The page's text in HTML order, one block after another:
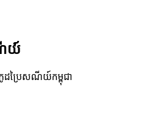
ណីយ៍
កូដប្រៃសណីយ៍កម្ពុជា